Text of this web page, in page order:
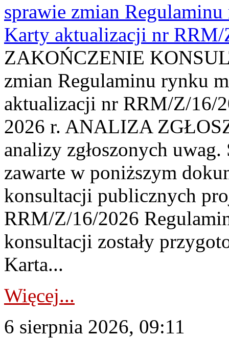
sprawie zmian
Karty aktualizacji nr
ZAKOŃCZENIE
zmian Regulaminu rynku
aktualizacji nr RRM/Z/16/
2026 r. ANALIZA
analizy zgłoszonych
zawarte w poniższym
konsultacji publicznych
RRM/Z/16/2026
konsultacji zostały
Karta...
Więcej...
6 sierpnia 2026, 09:11